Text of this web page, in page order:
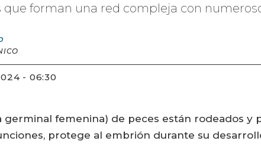
forman una red compleja con
- 06:30
germinal femenina) de peces están rodeados
protege al embrión durante su